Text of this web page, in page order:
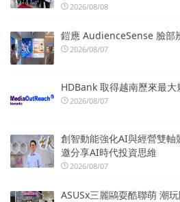
2026/08/08
鎧應 AudienceSense 臉部
2026/08/07
HDBank 取得越南歷來最
2026/08/07
創智動能強化AI與經營雙
邀分享AI時代投資思維
2026/08/07
ASUSx三麗鷗耍酷聯萌 潮